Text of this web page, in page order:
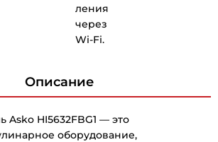
ления
через
Wi-Fi.
Описание
Asko HI5632FBG1 — это
оборудование,